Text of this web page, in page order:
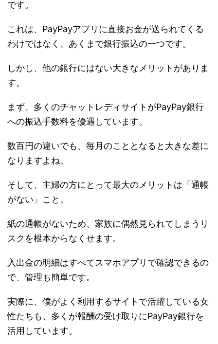
です。
これは、PayPayアプリに直接お金が送られてくる
わけではなく、あくまで銀行振込の一つです。
しかし、他の銀行にはない大きなメリットがありま
す。
まず、多くのチャットレディサイトがPayPay銀行
への振込手数料を優遇しています。
数百円の違いでも、毎月のこととなると大きな差に
なりますよね。
そして、主婦の方にとって最大のメリットは「通帳
がない」こと。
紙の通帳がないため、家族に偶然見られてしまうリ
スクを根本からなくせます。
入出金の明細はすべてスマホアプリで確認できるの
で、管理も簡単です。
実際に、僕がよく利用するサイトで活躍している女
性たちも、多くが報酬の受け取りにPayPay銀行を
活用しています。